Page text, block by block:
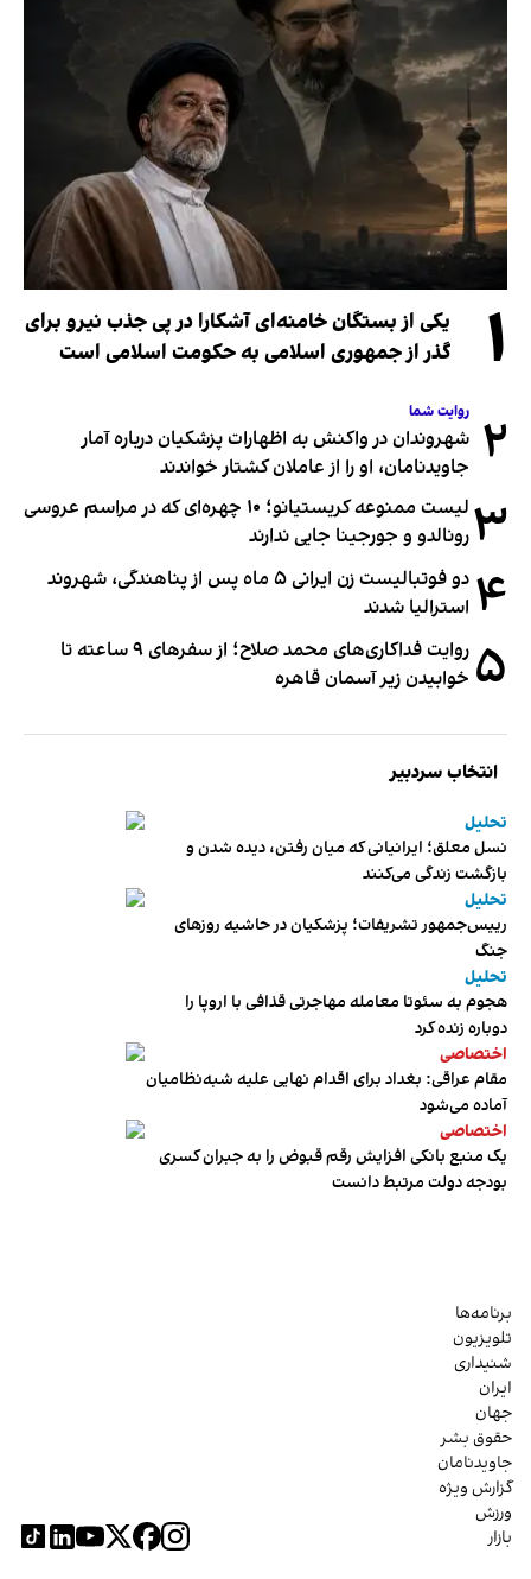
۱
یکی از بستگان خامنه‌ای آشکارا در پی جذب نیرو برای
گذر از جمهوری اسلامی به حکومت اسلامی است
۲ روایت شما
شهروندان در واکنش به اظهارات پزشکیان درباره آمار
جاویدنامان، او را از عاملان کشتار خواندند
۳
لیست ممنوعه کریستیانو؛ ۱۰ چهره‌ای که در مراسم عروسی
رونالدو و جورجینا جایی ندارند
۴
دو فوتبالیست زن ایرانی ۵ ماه پس از پناهندگی، شهروند
استرالیا شدند
۵
روایت فداکاری‌های محمد صلاح؛ از سفرهای ۹ ساعته تا
خوابیدن زیر آسمان قاهره
انتخاب سردبیر
تحلیل
نسل معلق؛ ایرانیانی که میان رفتن، دیده شدن و
بازگشت زندگی می‌کنند
تحلیل
رییس‌جمهور تشریفات؛ پزشکیان در حاشیه روزهای
جنگ
تحلیل
هجوم به سئوتا معامله مهاجرتی قذافی با اروپا را
دوباره زنده کرد
اختصاصی
مقام عراقی: بغداد برای اقدام نهایی علیه شبه‌نظامیان
آماده می‌شود
اختصاصی
یک منبع بانکی افزایش رقم قبوض را به جبران کسری
بودجه دولت مرتبط دانست
برنامه‌ها
تلویزیون
شنیداری
ایران
جهان
حقوق بشر
جاویدنامان
گزارش ویژه
ورزش
بازار